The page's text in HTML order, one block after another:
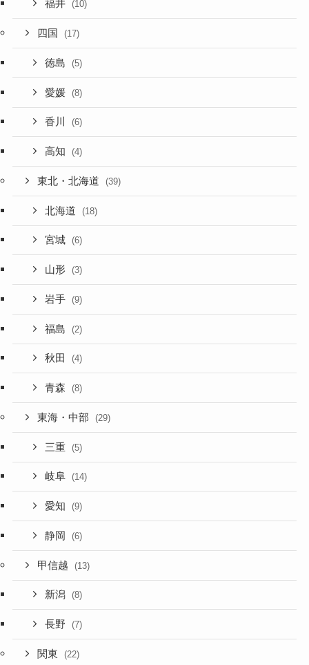
福井 (10)
四国 (17)
徳島 (5)
愛媛 (8)
香川 (6)
高知 (4)
東北・北海道 (39)
北海道 (18)
宮城 (6)
山形 (3)
岩手 (9)
福島 (2)
秋田 (4)
青森 (8)
東海・中部 (29)
三重 (5)
岐阜 (14)
愛知 (9)
静岡 (6)
甲信越 (13)
新潟 (8)
長野 (7)
関東 (22)